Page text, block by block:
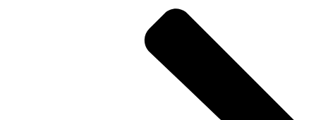
O Encontro Ciência realizou-se de 9 a 11 de julho, no Campus da NOVA
SBE, em Carcavelos, e teve como mote “Ciência, Inovação e Sociedade”. O
maior encontro de ciência e tecnologia de Portugal foi palco de promoção e
discussão do impacto científico, social, cultural e económico da investigação
em Portugal, explorando a interseção entre ciência, inovação e sociedade,
para inspirar novas ideias e fomentar colaborações transformadoras.